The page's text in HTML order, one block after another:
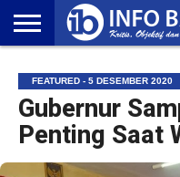
NASIONAL
AMBONIA
MALUKU
EKONOMI
POLITIK
OLAHRAGA
LIFESTYLE
REDAKSI
FEATURED - 5 DESEMBER 2020
Gubernur
Penting Saat